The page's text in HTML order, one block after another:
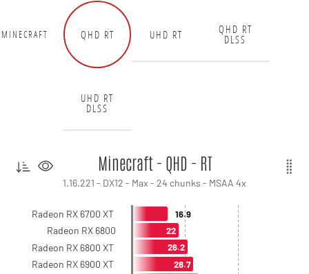
MINECRAFT QHD RT UHD RT QHD RT
DLSS
UHD RT
DLSS
Minecraft - QHD - RT
1.16.221 - DX12 - Max - 24 chunks - MSAA 4x
Radeon RX 6700 XT
Radeon RX 6800
Radeon RX 6800 XT
Radeon RX 6900 XT
22
26.2
28.7
16.9